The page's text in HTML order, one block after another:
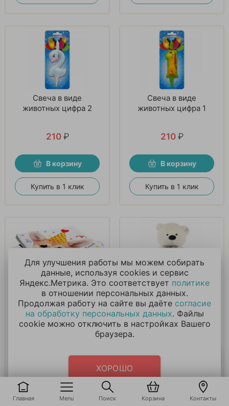
Главная Menu Поиск Корзина Контакты
Свеча в виде
животных цифра 2
210 ₽
В корзину
Купить в 1 клик
Свеча в виде
животных цифра 1
210 ₽
В корзину
Купить в 1 клик
Салфетки, Собачки,
33х33 см, 20 шт
180₽
В корзину
Купить в 1 клик
БОЛЬШОЙ БЕЛЫЙ
ПЛЮШЕВЫЙ
МЕДВЕДЬ Джеки
160см
7 151 ₽
В корзину
Купить в 1 клик
Для улучшения работы мы можем собирать
данные, используя cookies и сервис
Яндекс.Метрика. Это соответствует политике
в отношении персональных данных.
Продолжая работу на сайте вы даёте согласие
на обработку персональных данных. Файлы
cookie можно отключить в настройках Вашего
браузера.
ХОРОШО